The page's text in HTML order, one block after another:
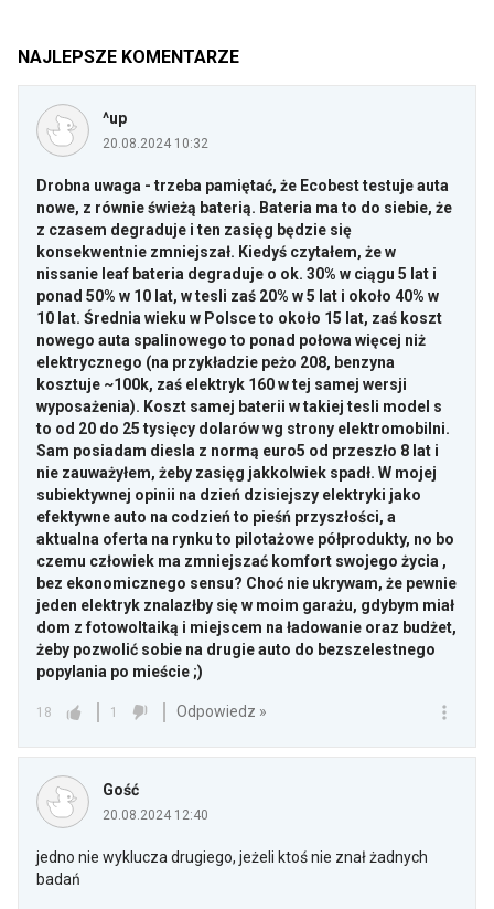
NAJLEPSZE KOMENTARZE
^up
20.08.2024 10:32
Drobna uwaga - trzeba pamiętać, że Ecobest testuje auta
nowe, z równie świeżą baterią. Bateria ma to do siebie, że
z czasem degraduje i ten zasięg będzie się
konsekwentnie zmniejszał. Kiedyś czytałem, że w
nissanie leaf bateria degraduje o ok. 30% w ciągu 5 lat i
ponad 50% w 10 lat, w tesli zaś 20% w 5 lat i około 40% w
10 lat. Średnia wieku w Polsce to około 15 lat, zaś koszt
nowego auta spalinowego to ponad połowa więcej niż
elektrycznego (na przykładzie peżo 208, benzyna
kosztuje ~100k, zaś elektryk 160 w tej samej wersji
wyposażenia). Koszt samej baterii w takiej tesli model s
to od 20 do 25 tysięcy dolarów wg strony elektromobilni.
Sam posiadam diesla z normą euro5 od przeszło 8 lat i
nie zauważyłem, żeby zasięg jakkolwiek spadł. W mojej
subiektywnej opinii na dzień dzisiejszy elektryki jako
efektywne auto na codzień to pieśń przyszłości, a
aktualna oferta na rynku to pilotażowe półprodukty, no bo
czemu człowiek ma zmniejszać komfort swojego życia ,
bez ekonomicznego sensu? Choć nie ukrywam, że pewnie
jeden elektryk znalazłby się w moim garażu, gdybym miał
dom z fotowoltaiką i miejscem na ładowanie oraz budżet,
żeby pozwolić sobie na drugie auto do bezszelestnego
popylania po mieście ;)
18 1 Odpowiedz »
Gość
20.08.2024 12:40
jedno nie wyklucza drugiego, jeżeli ktoś nie znał żadnych
badań